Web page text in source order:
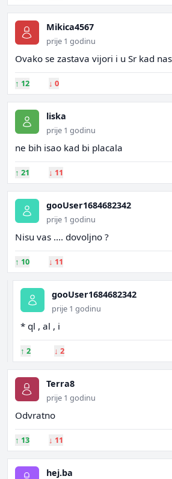
Mikica4567
prije 1 godinu
Ovako se zastava vijori i u Sr kad
↑ 12 ↓ 0
liska
prije 1 godinu
ne bih isao kad bi placala
↑ 21 ↓ 11
gooUser1684682342
prije 1 godinu
Nisu vas .... dovoljno ?
↑ 10 ↓ 11
gooUser1684682342
prije 1 godinu
* ql , al , i
↑ 2 ↓ 2
Terra8
prije 1 godinu
Odvratno
↑ 13 ↓ 11
hej.ba